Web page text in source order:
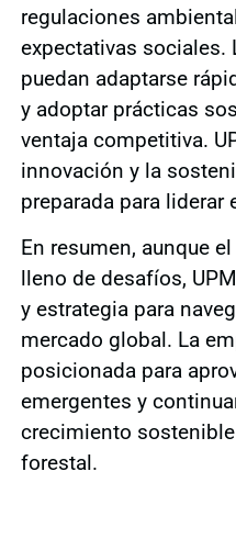
regulaciones
expectativas sociales.
puedan adaptarse
y adoptar prácticas
ventaja competitiva.
innovación y la
preparada para liderar
En resumen, aunque
lleno de desafíos,
y estrategia para
mercado global. La
posicionada para
emergentes y
crecimiento
forestal.